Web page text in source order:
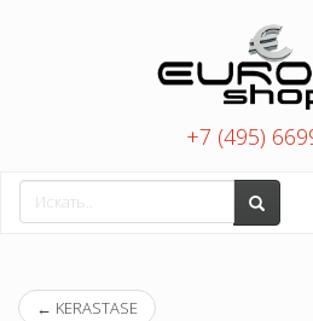
+7 (495)
← KERASTASE